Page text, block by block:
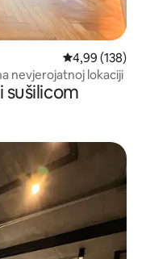
Prosječna
4,99 (138)
nevjerojatnoj lokaciji
sušilicom
„Odabrali gosti”